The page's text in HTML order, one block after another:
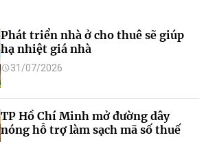
Phát triển nhà ở cho thuê sẽ giúp
hạ nhiệt giá nhà
31/07/2026
TP Hồ Chí Minh mở đường dây
nóng hỗ trợ làm sạch mã số thuế